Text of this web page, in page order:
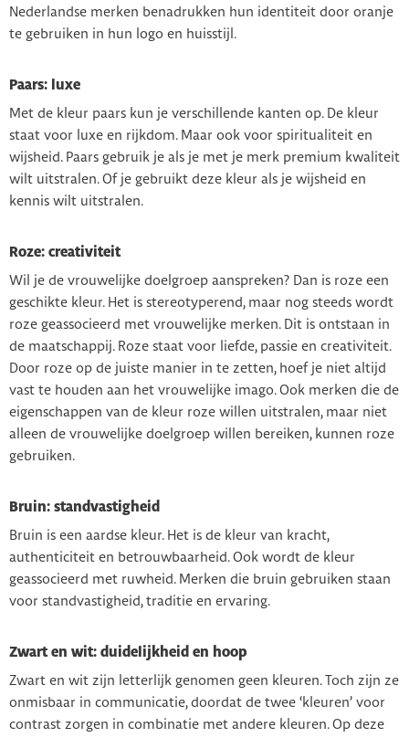
Nederlandse merken benadrukken hun identiteit door oranje
te gebruiken in hun logo en huisstijl.
Paars: luxe
Met de kleur paars kun je verschillende kanten op. De kleur
staat voor luxe en rijkdom. Maar ook voor spiritualiteit en
wijsheid. Paars gebruik je als je met je merk premium kwaliteit
wilt uitstralen. Of je gebruikt deze kleur als je wijsheid en
kennis wilt uitstralen.
Roze: creativiteit
Wil je de vrouwelijke doelgroep aanspreken? Dan is roze een
geschikte kleur. Het is stereotyperend, maar nog steeds wordt
roze geassocieerd met vrouwelijke merken. Dit is ontstaan in
de maatschappij. Roze staat voor liefde, passie en creativiteit.
Door roze op de juiste manier in te zetten, hoef je niet altijd
vast te houden aan het vrouwelijke imago. Ook merken die de
eigenschappen van de kleur roze willen uitstralen, maar niet
alleen de vrouwelijke doelgroep willen bereiken, kunnen roze
gebruiken.
Bruin: standvastigheid
Bruin is een aardse kleur. Het is de kleur van kracht,
authenticiteit en betrouwbaarheid. Ook wordt de kleur
geassocieerd met ruwheid. Merken die bruin gebruiken staan
voor standvastigheid, traditie en ervaring.
Zwart en wit: duidelijkheid en hoop
Zwart en wit zijn letterlijk genomen geen kleuren. Toch zijn ze
onmisbaar in communicatie, doordat de twee ‘kleuren’ voor
contrast zorgen in combinatie met andere kleuren. Op deze